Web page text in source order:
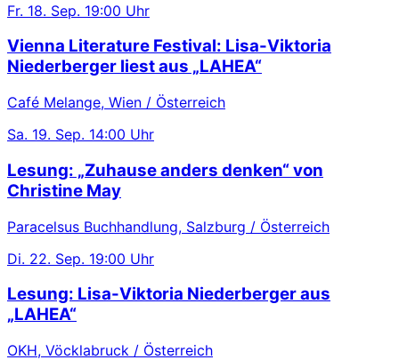
Fr. 18. Sep. 19:00 Uhr
Vienna Literature Festival: Lisa-Viktoria
Niederberger liest aus „LAHEA“
Café Melange, Wien / Österreich
Sa. 19. Sep. 14:00 Uhr
Lesung: „Zuhause anders denken“ von
Christine May
Paracelsus Buchhandlung, Salzburg / Österreich
Di. 22. Sep. 19:00 Uhr
Lesung: Lisa-Viktoria Niederberger aus
„LAHEA“
OKH, Vöcklabruck / Österreich